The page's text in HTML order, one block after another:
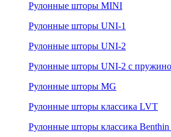
Рулонные шторы MINI
Рулонные шторы UNI-1
Рулонные шторы UNI-2
Рулонные шторы UNI-2 с
Рулонные шторы MG
Рулонные шторы классика LVT
Рулонные шторы классика